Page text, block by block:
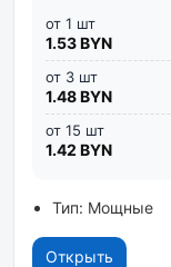
от 1 шт
1.53 BYN
от 3 шт
1.48 BYN
от 15 шт
1.42 BYN
Тип: Мощные
Открыть